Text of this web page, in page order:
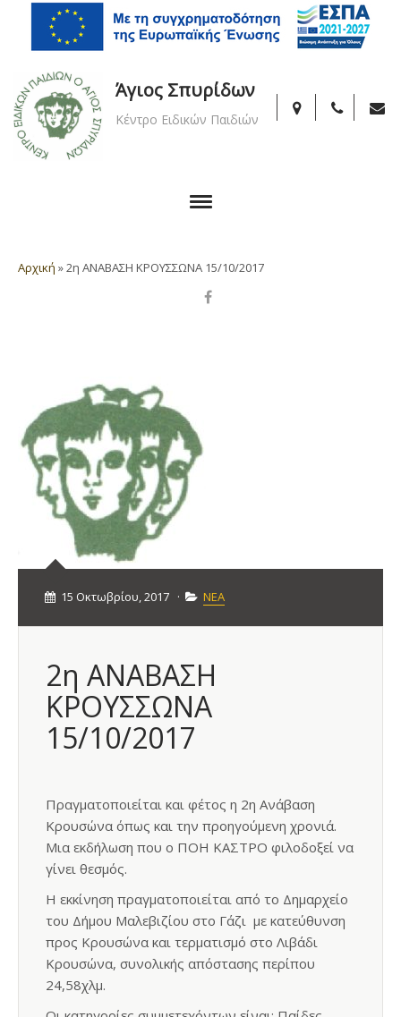
Άγιος Σπυρίδων
Κέντρο Ειδικών Παιδιών
Αρχική »2η ΑΝΑΒΑΣΗ ΚΡΟΥΣΣΩΝΑ 15/10/2017
15 Οκτωβρίου, 2017 · ΝΕΑ
2η ΑΝΑΒΑΣΗ
ΚΡΟΥΣΣΩΝΑ
15/10/2017
Πραγματοποιείται και φέτος η 2η Ανάβαση
Κρουσώνα όπως και την προηγούμενη χρονιά.
Μια εκδήλωση που ο ΠΟΗ ΚΑΣΤΡΟ φιλοδοξεί να
γίνει θεσμός.
Η εκκίνηση πραγματοποιείται από το Δημαρχείο
του Δήμου Μαλεβιζίου στο Γάζι με κατεύθυνση
προς Κρουσώνα και τερματισμό στο Λιβάδι
Κρουσώνα, συνολικής απόστασης περίπου
24,58χλμ.